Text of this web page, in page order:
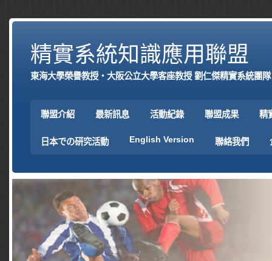
精實系統知識應用聯盟
東海大學榮譽教授‧大阪公立大學客座教授 劉仁傑精實系統團隊
聯盟介紹 最新訊息 活動紀錄 聯盟成果 精
日本での研究活動 English Version 聯絡我們